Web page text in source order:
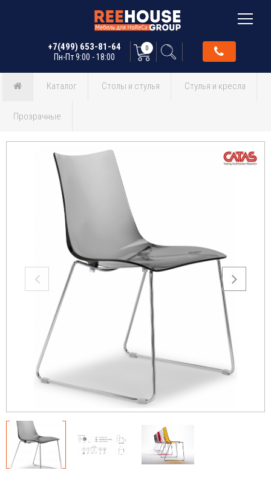
+7(499) 653-81-64
Пн-Пт 9:00 - 18:00
0
Каталог Столы и стулья Стулья и кресла
Прозрачные